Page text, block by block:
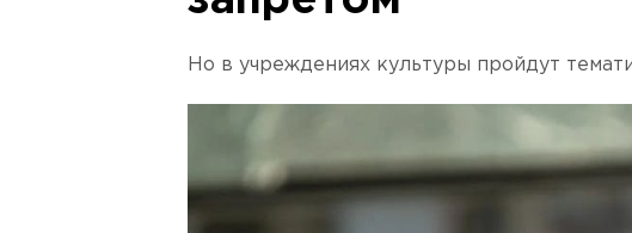
Но в учреждениях культуры пройдут